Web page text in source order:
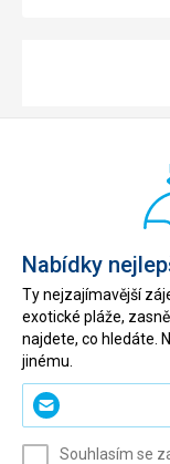
Nabídky
Ty nejzajímavější
exotické pláže,
najdete, co hledáte.
jinému.
Zadejte
svůj
Souhlasím se